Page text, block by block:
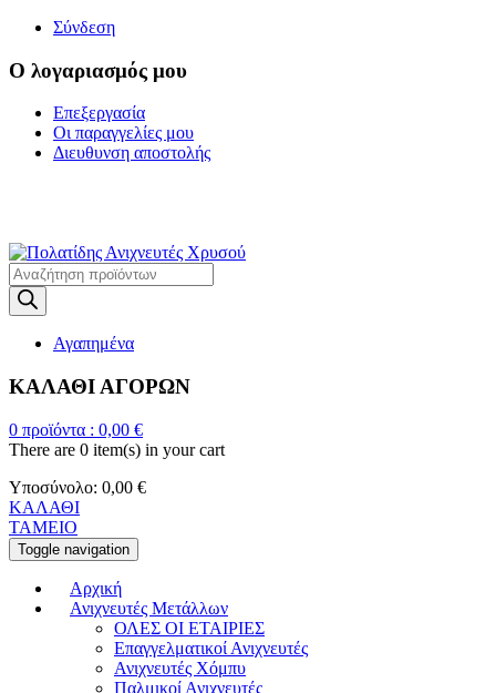
Σύνδεση
Ο λογαριασμός μου
Επεξεργασία
Οι παραγγελίες μου
Διευθυνση αποστολής
Products
search
Αγαπημένα
ΚΑΛΑΘΙ ΑΓΟΡΩΝ
0 προϊόντα : 0,00 €
There are 0 item(s) in your cart
Υποσύνολο: 0,00 €
ΚΑΛΑΘΙ
ΤΑΜΕΙΟ
Toggle navigation
Αρχική
Ανιχνευτές Μετάλλων
ΟΛΕΣ ΟΙ ΕΤΑΙΡΙΕΣ
Επαγγελματικοί Ανιχνευτές
Ανιχνευτές Χόμπυ
Παλμικοί Ανιχνευτές